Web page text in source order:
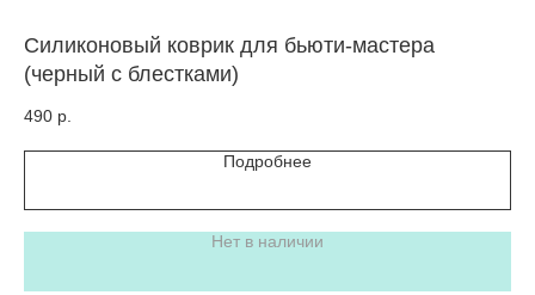
Силиконовый коврик для бьюти-мастера
(черный с блестками)
490 р.
Подробнее
Нет в наличии